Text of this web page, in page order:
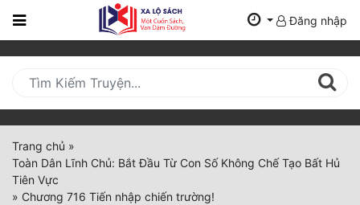
Trang
Mới
Cập
Nhật
(current)
BXH
Đăng nhập
Trang chủ »
Toàn Dân Lĩnh Chủ: Bắt Đầu Từ Con Số Không Chế Tạo Bất Hủ
Tiên Vực
» Chương 716 Tiến nhập chiến trường!